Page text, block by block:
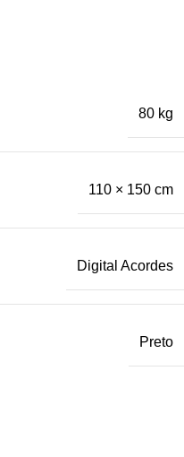
80 kg
110 × 150 cm
Digital Acordes
Preto